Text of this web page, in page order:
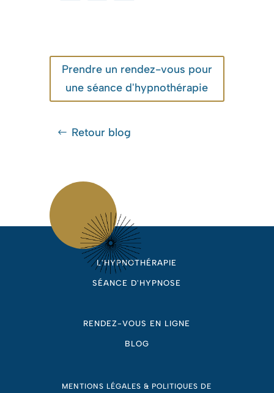
Prendre un rendez-vous pour
une séance d'hypnothérapie
Retour blog
L'HYPNOTHÉRAPIE
SÉANCE D'HYPNOSE
RENDEZ-VOUS EN LIGNE
BLOG
MENTIONS LÉGALES & POLITIQUES DE